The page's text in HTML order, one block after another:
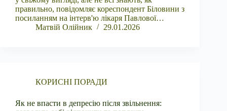
правильно, повідомляє кореспондент Біловини з
посиланням на інтерв'ю лікаря Павлової…
Матвій Олійник
29.01.2026
КОРИСНІ ПОРАДИ
Як не впасти в депресію після звільнення: